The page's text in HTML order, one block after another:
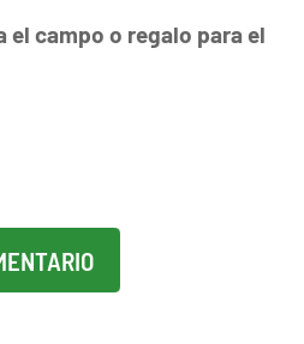
el campo o regalo para el